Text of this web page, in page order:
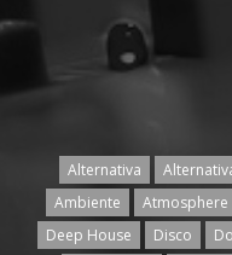
Alternativa
Ambiente
Atmosphere
Deep House
Disco